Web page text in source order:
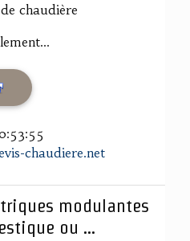
chaudière
chaudiere.net
modulantes
ou ...